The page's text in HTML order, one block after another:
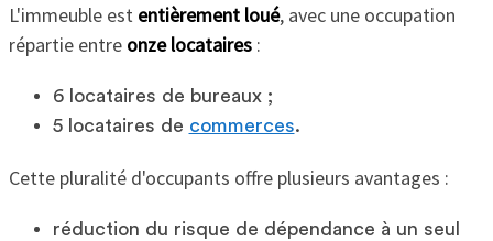
L'immeuble est entièrement loué, avec une occupation
répartie entre onze locataires:
6 locataires de bureaux ;
5 locataires de commerces.
Cette pluralité d'occupants offre plusieurs avantages :
réduction du risque de dépendance à un seul